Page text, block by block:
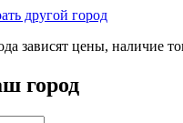
другой город
зависят цены, наличие
город